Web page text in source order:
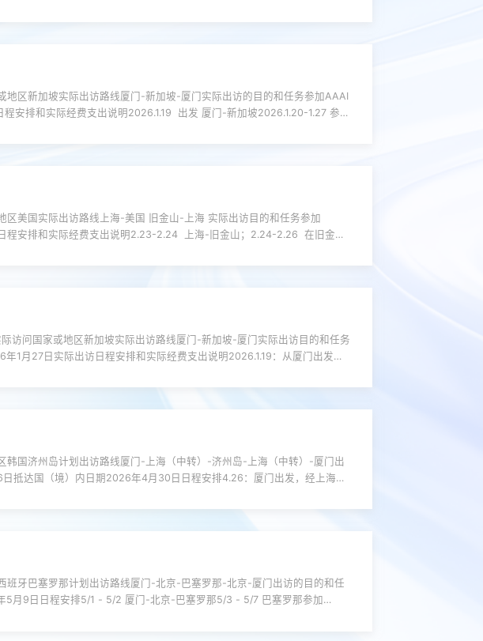
区新加坡实际出访路线厦门-新加坡-厦门实际出访的目的和任务参加AAAI
安排和实际经费支出说明2026.1.19 出发 厦门-新加坡2026.1.20-1.27 参加
美国实际出访路线上海-美国 旧金山-上海 实际出访目的和任务参加
程安排和实际经费支出说明2.23-2.24 上海-旧金山；2.24-2.26 在旧金山
访问国家或地区新加坡实际出访路线厦门-新加坡-厦门实际出访目的和任务
1月27日实际出访日程安排和实际经费支出说明2026.1.19：从厦门出发前
国济州岛计划出访路线厦门-上海（中转）-济州岛-上海（中转）-厦门出
抵达国（境）内日期2026年4月30日日程安排4.26：厦门出发，经上海转
牙巴塞罗那计划出访路线厦门-北京-巴塞罗那-北京-厦门出访的目的和任
5月9日日程安排5/1 - 5/2 厦门-北京-巴塞罗那5/3 - 5/7 巴塞罗那参加